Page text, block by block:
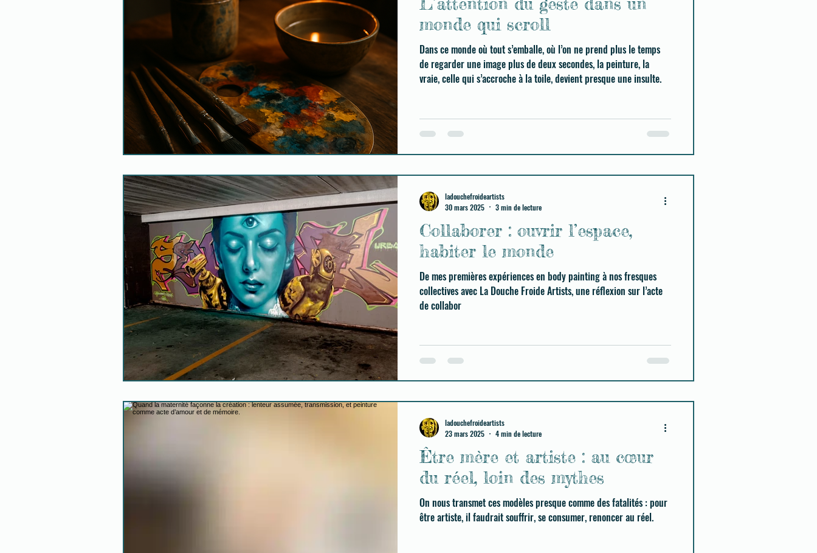
monde qui scroll
Dans ce monde où tout s’emballe, où l’on ne prend plus le temps
de regarder une image plus de deux secondes, la peinture, la
vraie, celle qui s’accroche à la toile, devient presque une insulte.
Collaborer : ouvrir l’espace,
habiter le monde
De mes premières expériences en body painting à nos fresques
collectives avec La Douche Froide Artists, une réflexion sur l’acte
de collabor
ladouchefroideartists
30 mars 2025
3 min de lecture
Être mère et artiste : au cœur
du réel, loin des mythes
On nous transmet ces modèles presque comme des fatalités : pour
être artiste, il faudrait souffrir, se consumer, renoncer au réel.
ladouchefroideartists
23 mars 2025
4 min de lecture